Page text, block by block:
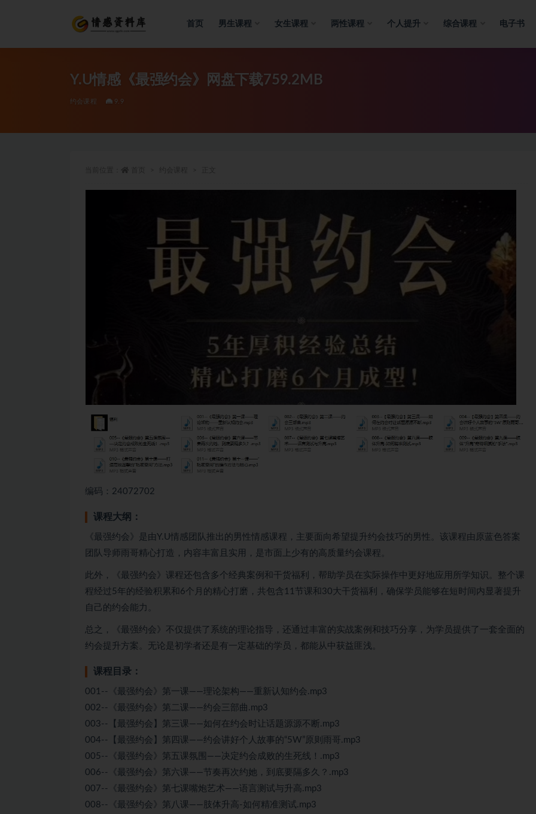
首页 男生课程 女生课程 两性课程 个人提升 综合课程 电子书
Y.U情感《最强约会》网盘下载759.2MB
约会课程 9.9
编码：24072702
课程大纲：
《最强约会》是由Y.U情感团队推出的男性情感课程，主要面向希望提升约会技巧的男性。该课程由原蓝色答案
团队导师雨哥精心打造，内容丰富且实用，是市面上少有的高质量约会课程。
此外，《最强约会》课程还包含多个经典案例和干货福利，帮助学员在实际操作中更好地应用所学知识。整个课
程经过5年的经验积累和6个月的精心打磨，共包含11节课和30大干货福利，确保学员能够在短时间内显著提升
自己的约会能力。
总之，《最强约会》不仅提供了系统的理论指导，还通过丰富的实战案例和技巧分享，为学员提供了一套全面的
约会提升方案。无论是初学者还是有一定基础的学员，都能从中获益匪浅。
课程目录：
001--《最强约会》第一课——理论架构——重新认知约会.mp3
002--《最强约会》第二课——约会三部曲.mp3
003--【最强约会】第三课——如何在约会时让话题源源不断.mp3
004--【最强约会】第四课——约会讲好个人故事的“5W”原则雨哥.mp3
005--《最强约会》第五课氛围——决定约会成败的生死线！.mp3
006--《最强约会》第六课——节奏再次约她，到底要隔多久？.mp3
007--《最强约会》第七课嘴炮艺术——语言测试与升高.mp3
008--《最强约会》第八课——肢体升高-如何精准测试.mp3